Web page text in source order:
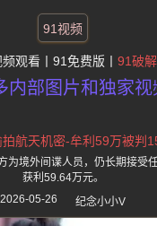
91视频
观看 91免费版 91破
内部图片和独家
航天机密-牟利59万被判
境外间谍人员，仍长期接受
获利59.64万元。
2026-05-26
纪念小小V